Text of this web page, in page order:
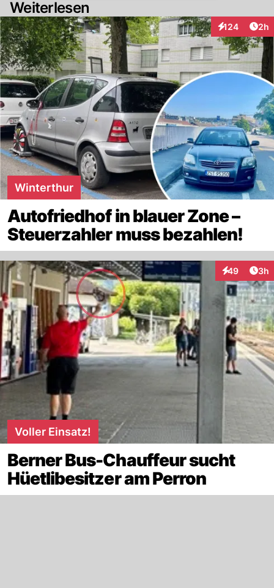
Weiterlesen
124
Interaktionen
2h
Winterthur
Autofriedhof in blauer Zone –
Steuerzahler muss bezahlen!
49
Interaktionen
3h
Voller Einsatz!
Berner Bus-Chauffeur sucht
Hüetlibesitzer am Perron